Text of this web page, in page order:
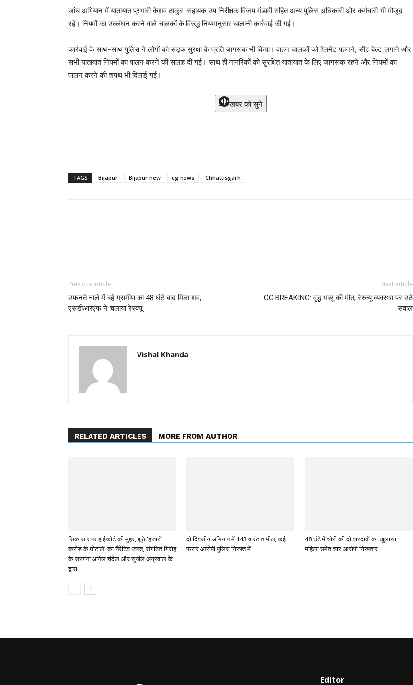
जांच अभियान में यातायात प्रभारी केशव ठाकुर, सहायक उप निरीक्षक विजय मंडावी सहित अन्य पुलिस अधिकारी और कर्मचारी भी मौजूद
रहे। नियमों का उल्लंघन करने वाले चालकों के विरुद्ध नियमानुसार चालानी कार्रवाई की गई।
कार्रवाई के साथ-साथ पुलिस ने लोगों को सड़क सुरक्षा के प्रति जागरूक भी किया। वाहन चालकों को हेलमेट पहनने, सीट बेल्ट लगाने और
सभी यातायात नियमों का पालन करने की सलाह दी गई। साथ ही नागरिकों को सुरक्षित यातायात के लिए जागरूक रहने और नियमों का
पालन करने की शपथ भी दिलाई गई।
खबर को सुने
TAGS Bijapur Bijapur new cg news Chhattisgarh
Previous article
उफनते नाले में बहे ग्रामीण का 48 घंटे बाद मिला शव,
एसडीआरएफ ने चलाया रेस्क्यू
Next article
CG BREAKING: वृद्ध भालू की मौत, रेस्क्यू व्यवस्था पर उठे
सवाल
Vishal Khanda
RELATED ARTICLES MORE FROM AUTHOR
सिकासार पर हाईकोर्ट की मुहर, झूठे ‘हजारों
करोड़ के घोटाले’ का नैरेटिव ध्वस्त, संगठित गिरोह
के सरगना अनिल चंदेल और सुनील अग्रवाल के
द्वारा...
दो दिवसीय अभियान में 143 वारंट तामील, कई
फरार आरोपी पुलिस गिरफ्त में
48 घंटे में चोरी की दो वारदातों का खुलासा,
महिला समेत चार आरोपी गिरफ्तार
Editor